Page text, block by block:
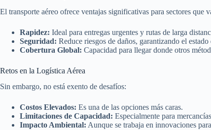
El transporte aéreo ofrece ventajas significativas para sectores que
Rapidez: Ideal para entregas urgentes y rutas de larga
Seguridad: Reduce riesgos de daños, garantizando el
Cobertura Global: Capacidad para llegar donde otros
Retos en la Logística Aérea
Sin embargo, no está exento de desafíos:
Costos Elevados: Es una de las opciones más caras.
Limitaciones de Capacidad: Especialmente para
Impacto Ambiental: Aunque se trabaja en innovaciones